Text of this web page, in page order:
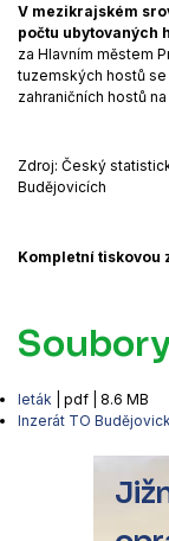
V mezikrajském
počtu ubytovaných
za Hlavním městem
tuzemských hostů
zahraničních hostů
Zdroj: Český
Budějovicích
Kompletní tiskovou
leták | pdf | 8.6 MB
Inzerát TO